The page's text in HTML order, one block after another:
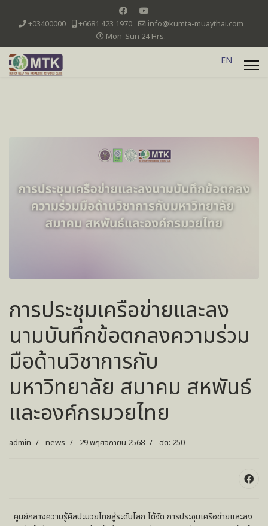
+03400000 +6681 423 1970
info@kumta-muaythai.com
Mon-Sun 24 Hrs.
EN
การประชุมเครือข่ายและลง
นามบันทึกข้อตกลงความร่วม
มือด้านวิชาการกับ
มหาวิทยาลัย สมาคม สหพันธ์
และองค์กรมวยไทย
admin news 29 พฤศจิกายน 2568 ฮิต: 250
ศูนย์กลางความรู้ศิลปะมวยไทยสู่ระดับโลก ได้จัด การประชุมเครือข่ายและลง